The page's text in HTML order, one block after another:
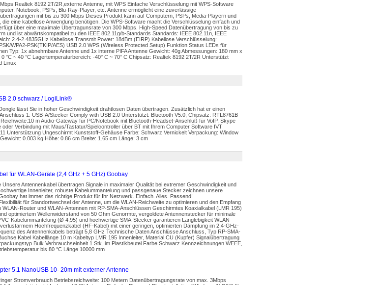
Realtek 8192 2T/2R,externe Antenne, mit WPS Einfache Verschlüsselung mit WPS-Software
Notebook, PSPs, Blu-Ray-Player, etc. Antenne ermöglicht eine zuverlässige
mit bis zu 300 Mbps Dieses Produkt kann auf Computern, PSPs, Media-Playern und
eine kabellose Anwendung benötigen. Die WPS-Software macht die Verschlüsselung einfach und
über eine maximale Übertragunsrate von 300 Mbps. High-Speed Datenübertragung von bis zu
und ist abwärtskompatibel zu den IEEE 802.11g/b-Standards Standards: IEEE 802.11n, IEEE
2.4-2.4835GHz Kabellose Transmit Power: 18dBm (EIRP) Kabellose Verschlüsselung:
WPA2-PSK(TKIP/AES) USB 2.0 WPS (Wireless Protected Setup) Funktion Status LEDs für
Typ: 1x abnehmbare Antenne und 1x interne PIFA Antenne Gewicht: 40g Abmessungen: 180 mm x
°C ~ 40 °C Lagertemperaturbereich: -40° C ~ 70° C Chipsatz: Realtek 8192 2T/2R Unterstützt
Linux
2.0 schwarz / LogiLink®
lässt Sie in hoher Geschwindigkeit drahtlosen Daten übertragen. Zusätzlich hat er einen
1: USB-A/Stecker Comply with USB 2.0 Unterstützt: Bluetooth V5.0; Chipsatz: RTL8761B
m Audio-Gateway für PC/Notebook mit Bluetooth-Headset-Anschluß für VoIP, Skype
Verbindung mit Maus/Tastatur/Spielcontroller über BT mit Ihrem Computer Software IVT
Unterstützung Ungeschirmt Kunststoff-Gehäuse Farbe: Schwarz Vernickelt Verpackung: Window
0.003 kg Höhe: 0.86 cm Breite: 1.65 cm Länge: 3 cm
für WLAN-Geräte (2,4 GHz + 5 GHz) Goobay
Antennenkabel übertragen Signale in maximaler Qualität bei extremer Geschwindigkeit und
Innenleiter, robuste Kabelummantelung und passgenaue Stecker zeichnen unsere
hat immer das richtige Produkt für Ihr Netzwerk. Einfach. Alles. Passend!
für Standortwechsel der Antenne, um die WLAN-Reichweite zu optimieren und den Empfang
Router und WLAN-Antennen mit RP-SMA-Anschlüssen Geschirmtes Koaxialkabel (LMR 195)
optimiertem Wellenwiderstand von 50 Ohm Genormte, vergoldete Antennenstecker für minimale
Kabelummantelung (Ø 4,95) und hochwertige SMA-Stecker garantieren Langlebigkeit WLAN-
Hochfrequenzkabel (HF-Kabel) mit einer geringen, optimierten Dämpfung im 2,4-GHz-
des Antennenkabels beträgt 5,8 GHz Technische Daten Anschlüsse Anschluss, Typ RP-SMA-
Kabel Kabellänge 10 m Kabeltyp LMR 195 Innenleiter, Material CU (Kupfer) Signalübertragung
Bulk Verbrauchseinheit 1 Stk. im Plastikbeutel Farbe Schwarz Kennzeichnungen WEEE,
bis 80 °C Länge 10000 mm
5.1 NanoUSB 10- 20m mit externer Antenne
Stromverbrauch Betriebsreichweite: 100 Metern Datenübertragungsrate von max. 3Mbps